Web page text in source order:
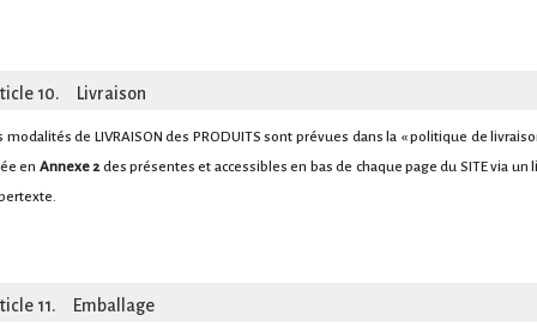
10. Livraison
modalités de LIVRAISON des PRODUITS sont prévues dans la « politique de
en Annexe 2des présentes et accessibles en bas de chaque page du SITE via un
11. Emballage